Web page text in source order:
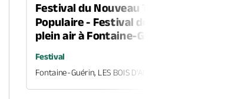
Festival du Nouveau Théâtre
Populaire - Festival de théâtre en
plein air à Fontaine-Guérin
Festival
Fontaine-Guérin, LES BOIS D'ANJOU